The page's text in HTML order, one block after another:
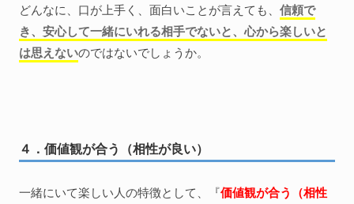
どんなに、口が上手く、面白いことが言えても、 信頼で
き、安心して一緒にいれる相手でないと、心から楽しいと
は思えないのではないでしょうか。
４．価値観が合う（相性が良い）
一緒にいて楽しい人の特徴として、『価値観が合う（相性